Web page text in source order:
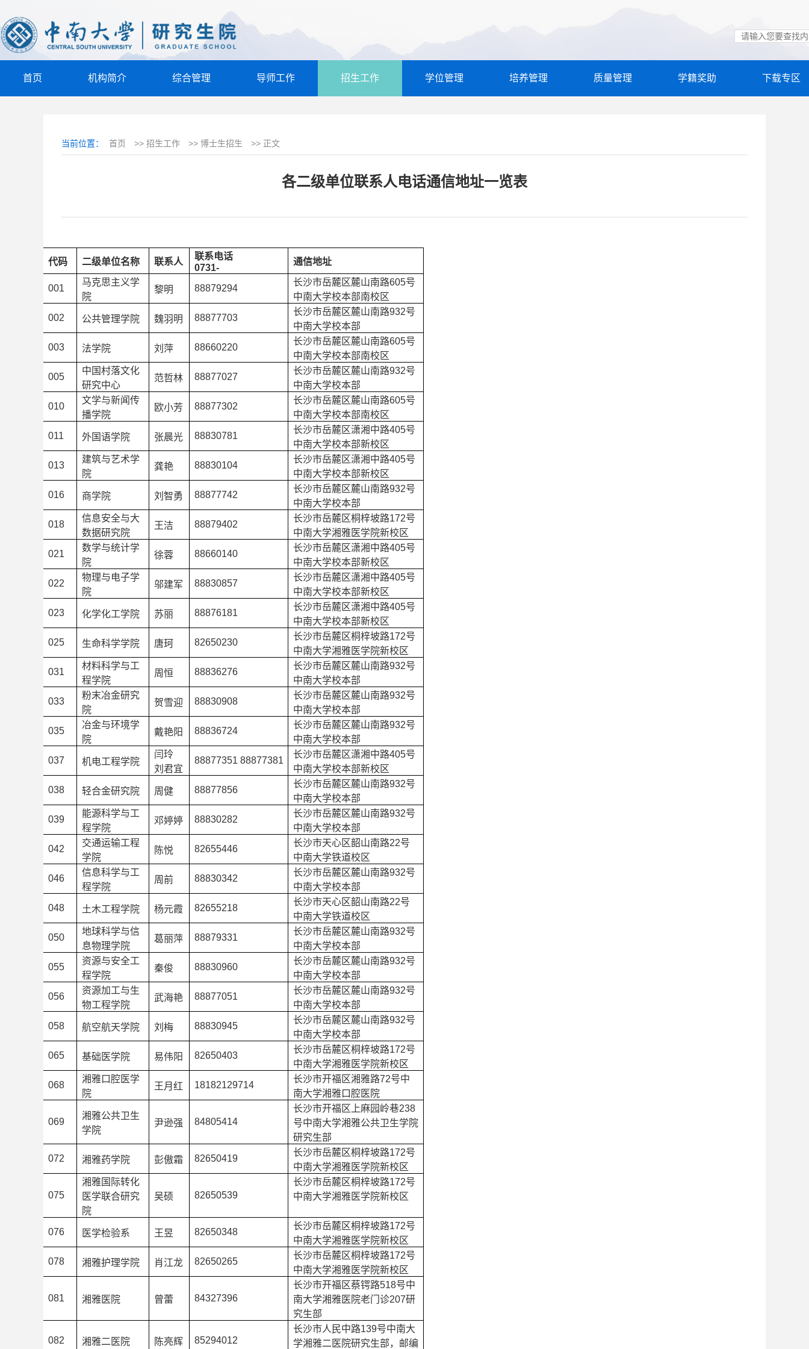
首页 机构简介 综合管理 导师工作 招生工作 学位管理 培养管理 质量管理 学籍奖助 下载专区
当前位置： 首页 >> 招生工作 >> 博士生招生 >> 正文
各二级单位联系人电话通信地址一览表
代码 二级单位名称 联系人
联系电话
0731-
通信地址
001
马克思主义学
院
黎明 88879294
长沙市岳麓区麓山南路605号
中南大学校本部南校区
002 公共管理学院 魏羽明 88877703
长沙市岳麓区麓山南路932号
中南大学校本部
003 法学院 刘萍 88660220
长沙市岳麓区麓山南路605号
中南大学校本部南校区
005
中国村落文化
研究中心
范哲林 88877027
长沙市岳麓区麓山南路932号
中南大学校本部
010
文学与新闻传
播学院
欧小芳 88877302
长沙市岳麓区麓山南路605号
中南大学校本部南校区
011 外国语学院 张晨光 88830781
长沙市岳麓区潇湘中路405号
中南大学校本部新校区
013
建筑与艺术学
院
龚艳 88830104
长沙市岳麓区潇湘中路405号
中南大学校本部新校区
016 商学院 刘智勇 88877742
长沙市岳麓区麓山南路932号
中南大学校本部
018
信息安全与大
数据研究院
王洁 88879402
长沙市岳麓区桐梓坡路172号
中南大学湘雅医学院新校区
021
数学与统计学
院
徐蓉 88660140
长沙市岳麓区潇湘中路405号
中南大学校本部新校区
022
物理与电子学
院
邬建军 88830857
长沙市岳麓区潇湘中路405号
中南大学校本部新校区
023 化学化工学院 苏丽 88876181
长沙市岳麓区潇湘中路405号
中南大学校本部新校区
025 生命科学学院 唐珂 82650230
长沙市岳麓区桐梓坡路172号
中南大学湘雅医学院新校区
031
材料科学与工
程学院
周恒 88836276
长沙市岳麓区麓山南路932号
中南大学校本部
033
粉末冶金研究
院
贺雪迎 88830908
长沙市岳麓区麓山南路932号
中南大学校本部
035
冶金与环境学
院
戴艳阳 88836724
长沙市岳麓区麓山南路932号
中南大学校本部
037 机电工程学院
闫玲
刘君宜
88877351 88877381
长沙市岳麓区潇湘中路405号
中南大学校本部新校区
038 轻合金研究院 周健 88877856
长沙市岳麓区麓山南路932号
中南大学校本部
039
能源科学与工
程学院
邓婷婷 88830282
长沙市岳麓区麓山南路932号
中南大学校本部
042
交通运输工程
学院
陈悦 82655446
长沙市天心区韶山南路22号
中南大学铁道校区
046
信息科学与工
程学院
周前 88830342
长沙市岳麓区麓山南路932号
中南大学校本部
048 土木工程学院 杨元霞 82655218
长沙市天心区韶山南路22号
中南大学铁道校区
050
地球科学与信
息物理学院
葛丽萍 88879331
长沙市岳麓区麓山南路932号
中南大学校本部
055
资源与安全工
程学院
秦俊 88830960
长沙市岳麓区麓山南路932号
中南大学校本部
056
资源加工与生
物工程学院
武海艳 88877051
长沙市岳麓区麓山南路932号
中南大学校本部
058 航空航天学院 刘梅 88830945
长沙市岳麓区麓山南路932号
中南大学校本部
065 基础医学院 易伟阳 82650403
长沙市岳麓区桐梓坡路172号
中南大学湘雅医学院新校区
068
湘雅口腔医学
院
王月红 18182129714
长沙市开福区湘雅路72号中
南大学湘雅口腔医院
069
湘雅公共卫生
学院
尹逊强 84805414
长沙市开福区上麻园岭巷238
号中南大学湘雅公共卫生学院
研究生部
072 湘雅药学院 彭傲霜 82650419
长沙市岳麓区桐梓坡路172号
中南大学湘雅医学院新校区
075
湘雅国际转化
医学联合研究
院
吴硕 82650539
长沙市岳麓区桐梓坡路172号
中南大学湘雅医学院新校区
076 医学检验系 王昱 82650348
长沙市岳麓区桐梓坡路172号
中南大学湘雅医学院新校区
078 湘雅护理学院 肖江龙 82650265
长沙市岳麓区桐梓坡路172号
中南大学湘雅医学院新校区
081 湘雅医院 曾蕾 84327396
长沙市开福区蔡锷路518号中
南大学湘雅医院老门诊207研
究生部
082 湘雅二医院 陈亮辉 85294012
长沙市人民中路139号中南大
学湘雅二医院研究生部，邮编